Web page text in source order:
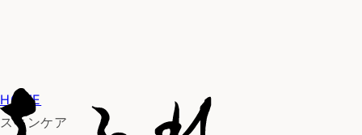
HOME
スキンケア